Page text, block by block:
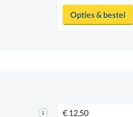
Opties & bestel
€ 12,50